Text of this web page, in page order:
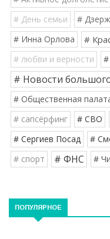
# День семьи
#
# Инна Орлова #
# любви и верности
# Новости
# Общественная
# сапсёрфинг
# СВО
# Сергиев Посад
#
# спорт
# ФНС #
ПОПУЛЯРНОЕ